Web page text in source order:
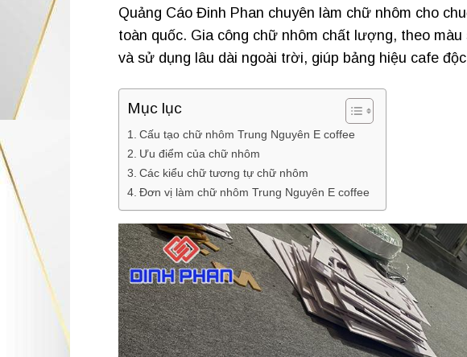
Quảng Cáo Đinh Phan chuyên làm chữ nhôm cho
toàn quốc. Gia công chữ nhôm chất lượng, theo
và sử dụng lâu dài ngoài trời, giúp bảng hiệu cafe
Mục lục
Cấu tạo chữ nhôm Trung Nguyên E coffee
Ưu điểm của chữ nhôm
Các kiểu chữ tương tự chữ nhôm
Đơn vị làm chữ nhôm Trung Nguyên E coffee